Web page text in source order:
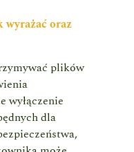
wyrażać oraz
plików
wyłączenie
dla